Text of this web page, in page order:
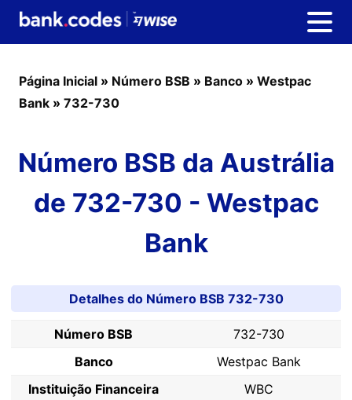
Página Inicial » Número BSB » Banco » Westpac
Bank » 732-730
Número BSB da Austrália
de 732-730 - Westpac
Bank
Detalhes do Número BSB 732-730
Número BSB
732-730
Banco
Westpac Bank
Instituição Financeira
WBC